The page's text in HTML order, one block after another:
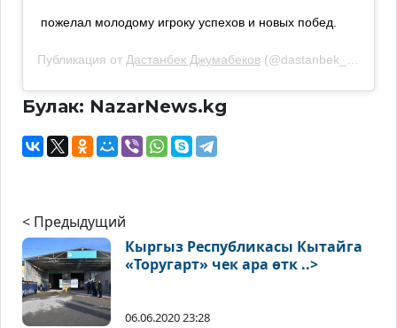
пожелал молодому игроку успехов и новых побед.
Публикация от Дастанбек Джумабеков (@dastanbek_djumabekov_official)
Булак: NazarNews.kg
< Предыдущий
Кыргыз Республикасы Кытайга
«Торугарт» чек ара өтк ..>
06.06.2020 23:28